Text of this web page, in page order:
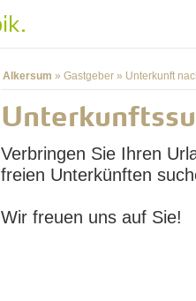
Alkersum » Gastgeber » Unterkunft
Verbringen Sie Ihren
freien Unterkünften
Wir freuen uns auf Sie!